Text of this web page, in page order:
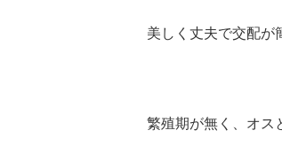
美しく丈夫で交配が
繁殖期が無く、オス